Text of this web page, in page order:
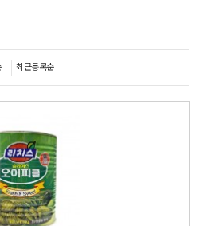
최근등록순